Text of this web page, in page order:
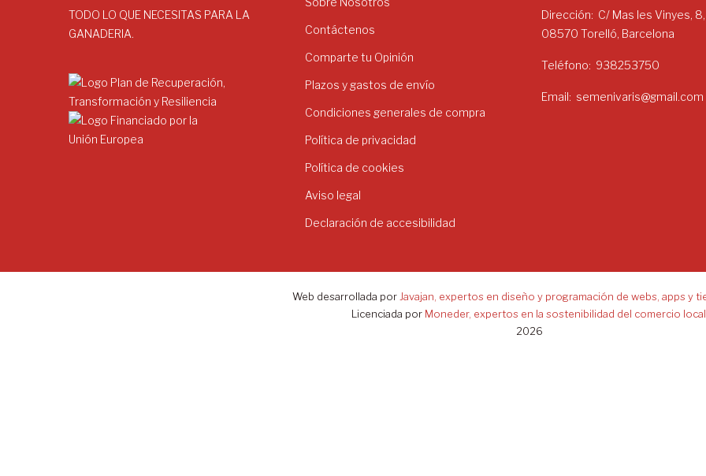
TODO LO QUE NECESITAS PARA LA
GANADERIA.
Contáctenos
Comparte tu Opinión
Plazos y gastos de envío
Condiciones generales de compra
Política de privacidad
Política de cookies
Aviso legal
Declaración de accesibilidad
Dirección
C/ Mas les Vinyes, 8,
08570 Torelló, Barcelona
Teléfono 938253750
Email semenivaris@gmail.com
Web desarrollada por Javajan, expertos en diseño y programación de webs, apps y
Licenciada por Moneder, expertos en la sostenibilidad del comercio
2026